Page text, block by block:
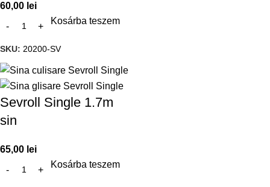
60,00 lei
Kosárba teszem
SKU: 20200-SV
Sevroll Single 1.7m
sin
65,00 lei
Kosárba teszem